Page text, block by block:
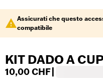
Assicurati che questo
compatibile
KIT DADO A
10,00 CHF